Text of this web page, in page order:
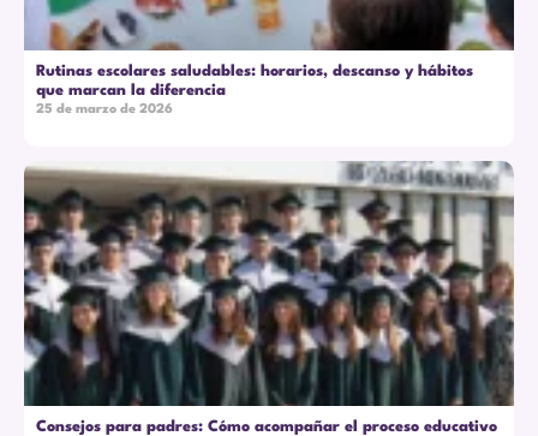
Rutinas escolares saludables: horarios, descanso y hábitos
que marcan la diferencia
25 de marzo de 2026
Consejos para padres: Cómo acompañar el proceso educativo